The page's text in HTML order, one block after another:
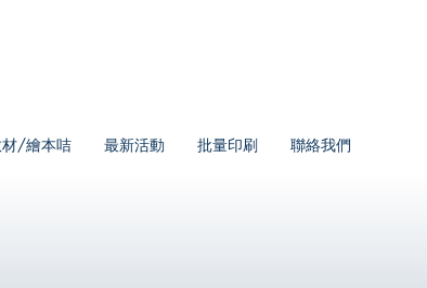
/繪本咭 最新活動 批量印刷 聯絡我們